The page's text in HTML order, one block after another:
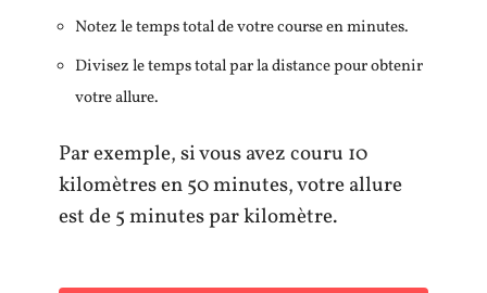
Notez le temps total de votre course en minutes.
Divisez le temps total par la distance pour obtenir
votre allure.
Par exemple, si vous avez couru 10
kilomètres en 50 minutes, votre allure
est de 5 minutes par kilomètre.